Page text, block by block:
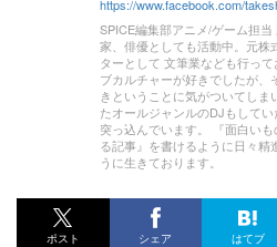
SPICE編集部アニメ/ゲーム担
家、俳優としても活動中。元株
ターとして 文筆業なども行っ
ブカルチャーが好きでしたが
きということに気がついてし
たオールジャンルのDJもして
突っ込んでいます。 『面白い
る記事』を書けるように日々精
うに生きております。
ポスト シェア はてブ